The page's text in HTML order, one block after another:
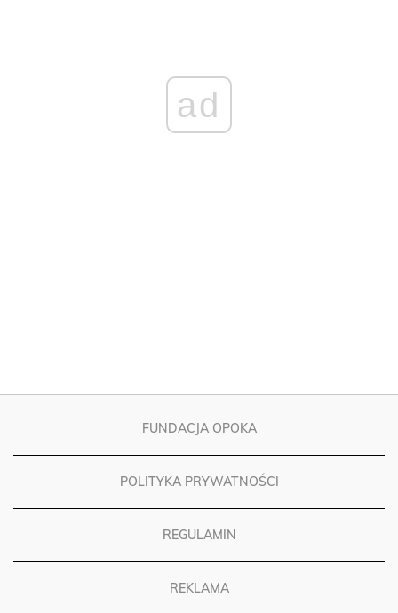
FUNDACJA OPOKA
POLITYKA PRYWATNOŚCI
REGULAMIN
REKLAMA